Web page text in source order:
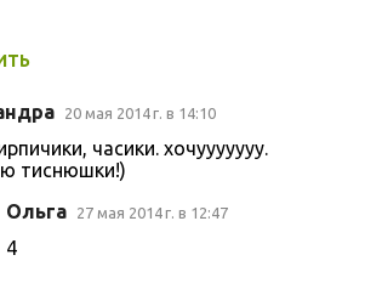
20 мая 2014 г. в 14:10
часики. хочууууууу.
тиснюшки!)
Ольга 27 мая 2014 г. в 12:47
4